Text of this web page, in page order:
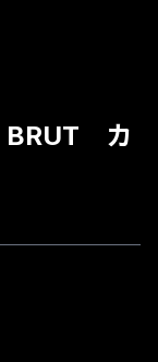
BRUT カ